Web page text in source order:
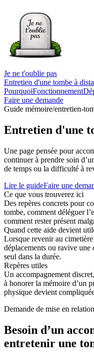
Je ne t'oublie pas
Entretien d'une tombe à
PourquoiFonctionnement
Faire une demande
Guide mémoire/entretien-
Entretien d'une
Une page pensée pour
continuer à prendre soin
de temps ou la difficulté à
Lire le guideFaire une
Ce que vous trouverez ici
Des repères concrets pour
tombe, comment déléguer
comment rester présent
Quand cette aide devient
Lorsque revenir au
déplacements ou ravive
seul dans la durée.
Repères utiles
Un accompagnement
à honorer la mémoire d’un
physique devient
Demande de mise en relation
Besoin d’un
entretenir une